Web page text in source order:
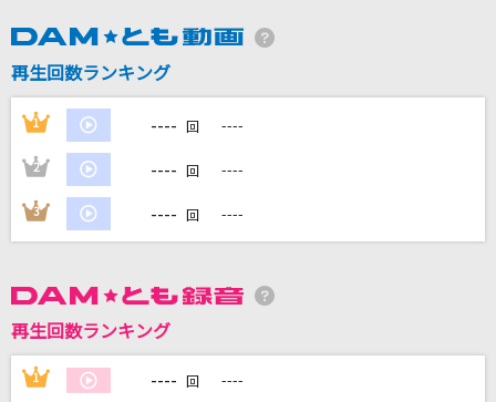
[生音]シーソーゲーム～勇敢な恋の歌～
Mr.Children
とくべチュ、して
＝LOVE
大きな玉ねぎの下で～はるかなる想い
爆風スランプ(BAKUFU-SLUMP)
もっと見る
DAMの新曲・ランキングなど
カラオケ最新情報をチェック！
再生回数ランキング
1 ---- 回 ----
2 ---- 回 ----
3 ---- 回 ----
再生回数ランキング
1 ---- 回 ----